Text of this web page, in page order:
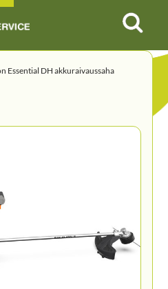
Essential DH akkuraivaussaha